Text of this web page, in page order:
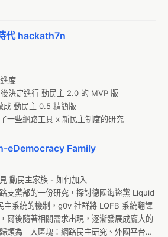
代 hackath7n
度
決定進行 動民主 2.0 的 MVP 版
動民主 0.5 精簡版
一些網路工具 x 新民主制度的研究
eDemocracy Family
動民主家族 - 如何加入
支黨部的一份研究，探討德國海盜黨 Liquid
系統的機制，g0v 社群將 LQFB 系統翻譯
爾後隨著相關需求出現，逐漸發展成龐大的
類為三大區塊：網路民主研究、外國平台本